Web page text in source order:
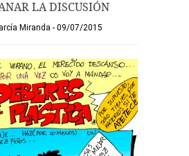
LA DISCUSIÓN
Miranda 09/07/2015